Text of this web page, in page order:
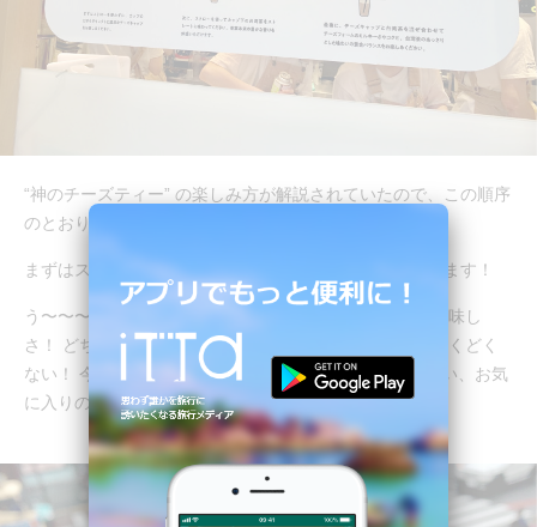
“神のチーズティー” の楽しみ方が解説されていたので、この順序
のとおり飲んでみましょう。
まずはストローを使わずに、チーズキャップをいただきます！
う〜〜〜ん！ 濃厚で、キリのクリームチーズのような美味し
さ！ どちらかというと塩気のあるタイプですが、決してくどく
ない！ 今まで飲んだ中でもベスト1・２に入れたいくらい、お気
に入りの味です。さすが、“神のチーズティー”！！